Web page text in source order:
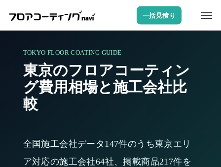
main
一括見積り
TOKYO FLOOR COATING GUIDE
東京のフロアコーティン
グ費用相場と施工会社比
較
全国施工会社データ147件のうち東京エリ
ア対応の施工会社64社、掲載商品217件を